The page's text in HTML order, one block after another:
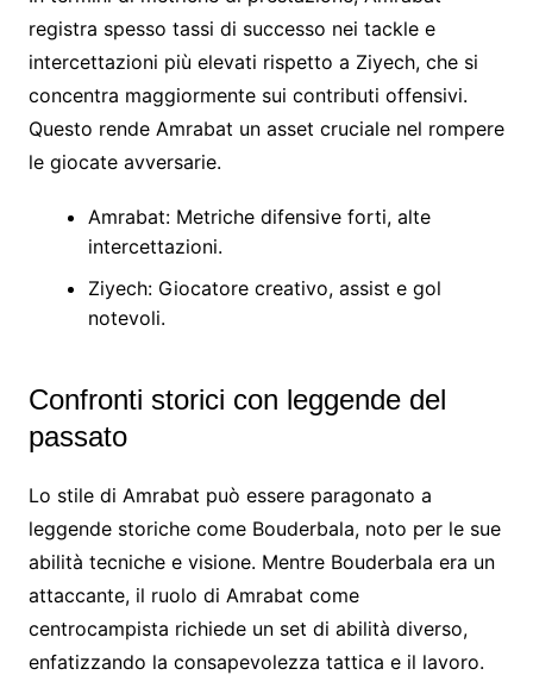
registra spesso tassi di successo nei tackle e
intercettazioni più elevati rispetto a Ziyech, che si
concentra maggiormente sui contributi offensivi.
Questo rende Amrabat un asset cruciale nel rompere
le giocate avversarie.
Amrabat: Metriche difensive forti, alte
intercettazioni.
Ziyech: Giocatore creativo, assist e gol
notevoli.
Confronti storici con leggende del
passato
Lo stile di Amrabat può essere paragonato a
leggende storiche come Bouderbala, noto per le sue
abilità tecniche e visione. Mentre Bouderbala era un
attaccante, il ruolo di Amrabat come
centrocampista richiede un set di abilità diverso,
enfatizzando la consapevolezza tattica e il lavoro.